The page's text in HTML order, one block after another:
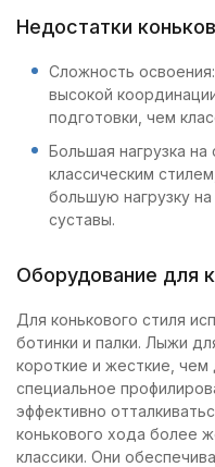
Недостатки
Сложность
высокой
подготовки, чем
Большая нагрузка
классическим
большую нагрузку
суставы.
Оборудование для
Для конькового стиля
ботинки и палки. Лыжи
короткие и жесткие,
специальное
эффективно
конькового хода более
классики. Они